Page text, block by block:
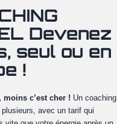
Devenez
seul ou en
!
moins c’est cher ! Un coaching
avec un tarif qui